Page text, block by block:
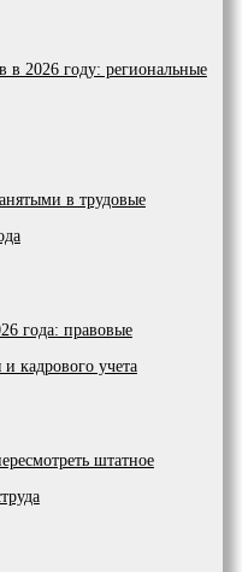
в 2026 году: региональные
в трудовые
года: правовые
кадрового учета
штатное